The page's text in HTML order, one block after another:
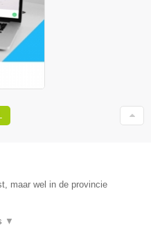
maar wel in de provincie
▼